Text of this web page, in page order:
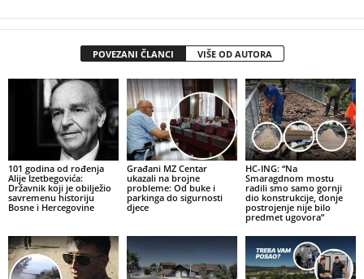
POVEZANI ČLANCI VIŠE OD AUTORA
101 godina od rođenja
Alije Izetbegovića:
Državnik koji je obilježio
savremenu historiju
Bosne i Hercegovine
Građani MZ Centar
ukazali na brojne
probleme: Od buke i
parkinga do sigurnosti
djece
HC-ING: “Na
Smaragdnom mostu
radili smo samo gornji
dio konstrukcije, donje
postrojenje nije bilo
predmet ugovora”